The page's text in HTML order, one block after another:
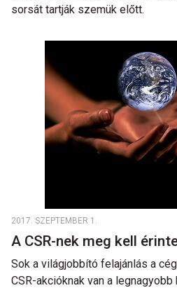
sorsát tartják szemük előtt.
2017. SZEPTEMBER 1.
A CSR-nek meg kell
Sok a világjobbító felajánlás a
CSR-akcióknak van a legnagyobb